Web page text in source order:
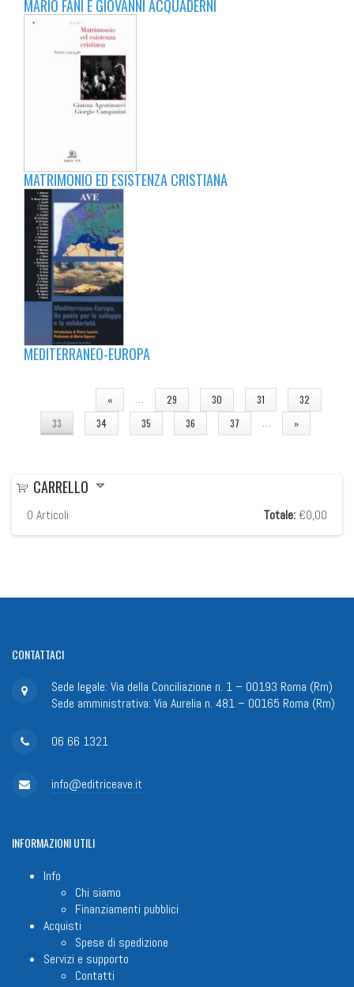
MARIO FANI E GIOVANNI ACQUADERNI
MATRIMONIO ED ESISTENZA CRISTIANA
MEDITERRANEO-EUROPA
« … 29 30 31
32
33
34 35 36 37 … »
CARRELLO
0 Articoli Totale: €0,00
CONTATTACI
Sede legale: Via della Conciliazione n. 1 – 00193 Roma (Rm)
Sede amministrativa: Via Aurelia n. 481 – 00165 Roma (Rm)
06 66 1321
info@editriceave.it
INFORMAZIONIUTILI
Info
Chi siamo
Finanziamenti pubblici
Acquisti
Spese di spedizione
Servizi e supporto
Contatti